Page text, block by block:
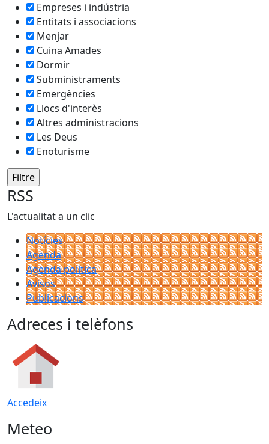
Empreses i indústria
Entitats i associacions
Menjar
Cuina Amades
Dormir
Subministraments
Emergències
Llocs d'interès
Altres administracions
Les Deus
Enoturisme
RSS
L'actualitat a un clic
Notícies
Agenda
Agenda política
Avisos
Publicacions
Adreces i telèfons
Accedeix
Meteo